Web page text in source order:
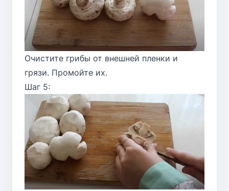
Очистите грибы от внешней пленки и
грязи. Промойте их.
Шаг 5: